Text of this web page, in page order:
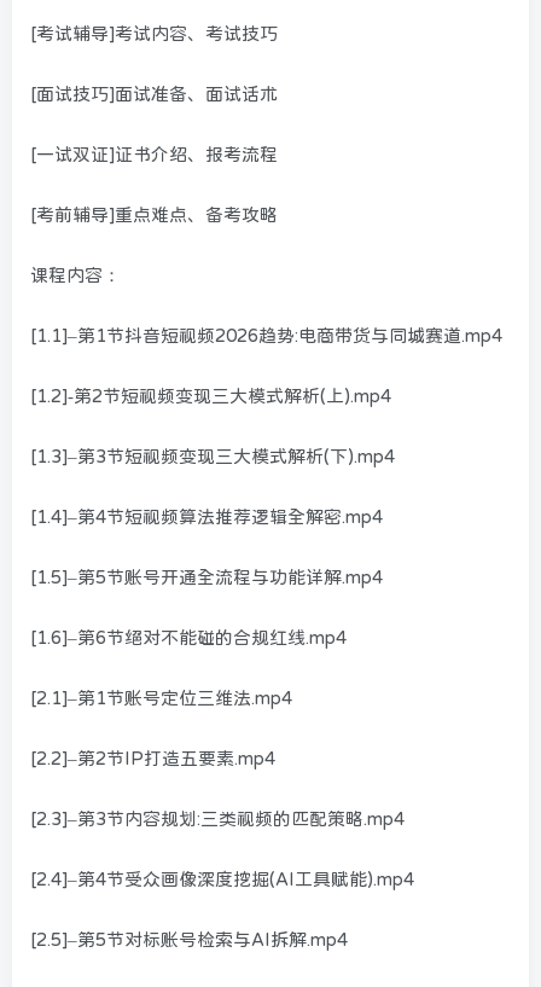
[考试辅导]考试内容、考试技巧
[面试技巧]面试准备、面试话术
[一试双证]证书介绍、报考流程
[考前辅导]重点难点、备考攻略
课程内容：
[1.1]–第1节抖音短视频2026趋势:电商带货与同城赛道.mp4
[1.2]-第2节短视频变现三大模式解析(上).mp4
[1.3]–第3节短视频变现三大模式解析(下).mp4
[1.4]–第4节短视频算法推荐逻辑全解密.mp4
[1.5]–第5节账号开通全流程与功能详解.mp4
[1.6]–第6节绝对不能碰的合规红线.mp4
[2.1]–第1节账号定位三维法.mp4
[2.2]–第2节IP打造五要素.mp4
[2.3]–第3节内容规划:三类视频的匹配策略.mp4
[2.4]–第4节受众画像深度挖掘(AI工具赋能).mp4
[2.5]–第5节对标账号检索与AI拆解.mp4